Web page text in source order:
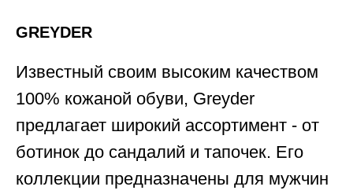
GREYDER
Известный своим высоким качеством
100% кожаной обуви, Greyder
предлагает широкий ассортимент - от
ботинок до сандалий и тапочек. Его
коллекции предназначены для мужчин